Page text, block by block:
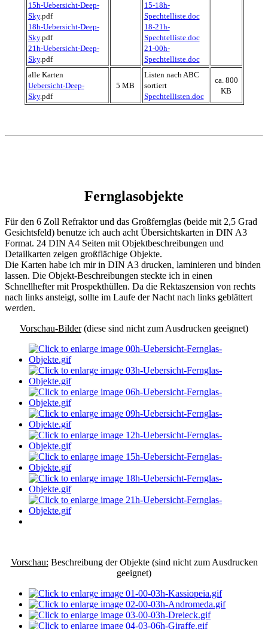
15h-Uebersicht-Deep-
Sky.pdf
18h-Uebersicht-Deep-
Sky.pdf
21h-Uebersicht-Deep-
Sky.pdf
15-18h-
Spechtelliste.doc
18-21h-
Spechtelliste.doc
21-00h-
Spechtelliste.doc
alle Karten
Uebersicht-Deep-
Sky.pdf
5 MB
Listen nach ABC
sortiert
Spechtellisten.doc
ca. 800
KB
Fernglasobjekte
Für den 6 Zoll Refraktor und das Großfernglas (beide mit 2,5 Grad
Gesichtsfeld) benutze ich auch acht Übersichtskarten in DIN A3
Format. 24 DIN A4 Seiten mit Objektbeschreibungen und
Detailkarten zeigen großflächige Objekte.
Die Karten habe ich mir in DIN A3 drucken, laminieren und binden
lassen. Die Objekt-Beschreibungen steckte ich in einen
Schnellhefter mit Prospekthüllen. Da die Rektaszension von rechts
nach links ansteigt, sollte im Laufe der Nacht nach links geblättert
werden.
Vorschau-Bilder(diese sind nicht zum Ausdrucken geeignet)
Vorschau: Beschreibung der Objekte (sind nicht zum Ausdrucken
geeignet)